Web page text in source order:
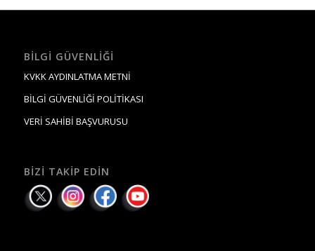
BILGI GÜVENLIĞI
KVKK AYDINLATMA METNİ
BİLGİ GÜVENLİĞİ POLİTİKASI
VERİ SAHİBİ BAŞVURUSU
BIZI TAKIP EDIN